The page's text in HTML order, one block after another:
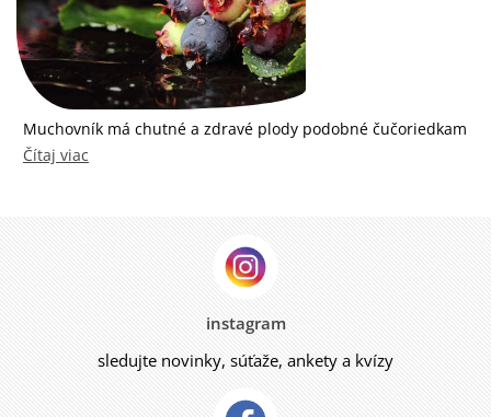
Muchovník má chutné a zdravé plody podobné čučoriedkam
Čítaj viac
instagram
sledujte novinky, súťaže, ankety a kvízy